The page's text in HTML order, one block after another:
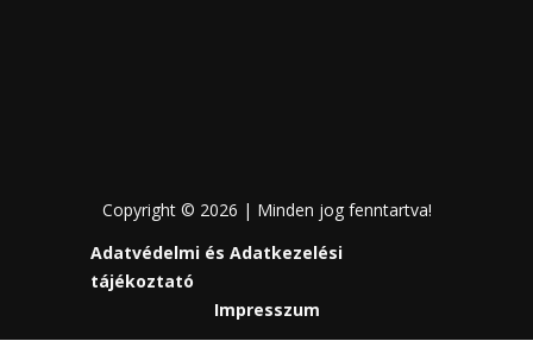
Copyright © 2026 | Minden jog fenntartva!
Adatvédelmi és Adatkezelési
tájékoztató
Impresszum